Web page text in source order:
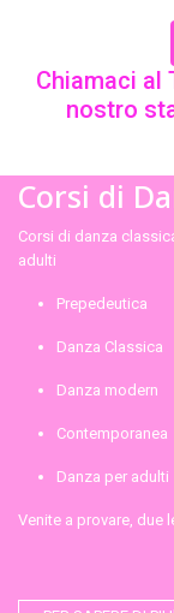
Chiamaci al
nostro
Corsi di
Corsi di danza
adulti
Prepedeutica
Danza Classica
Danza modern
Contemporanea
Danza per adulti
Venite a provare, due